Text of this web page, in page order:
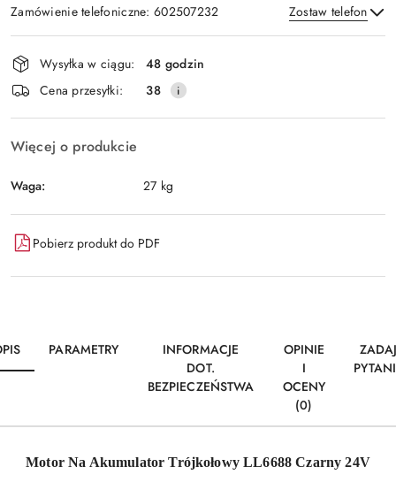
Zamówienie telefoniczne: 602507232 Zostaw telefon
Wyślij
Dostępność
i
dostawa
Wysyłka w ciągu:
48 godzin
Cena przesyłki:
38
Więcej o produkcie
Waga: 27 kg
Pobierz produkt do PDF
PARAMETRY
INFORMACJE
DOT.
BEZPIECZEŃSTWA
OPINIE
I
OCENY
(0)
Motor Na Akumulator Trójkołowy LL6688 Czarny 24V